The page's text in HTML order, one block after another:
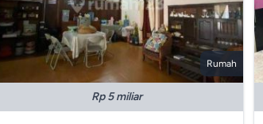
Rumah
Rp 5 miliar